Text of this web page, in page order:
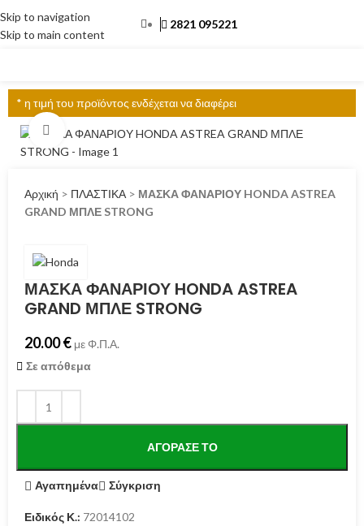
Skip to navigation
Skip to main content
2821 095221
* η τιμή του προϊόντος ενδέχεται να διαφέρει
Click to enlarge
Αρχική > ΠΛΑΣΤΙΚΑ > ΜΑΣΚΑ ΦΑΝΑΡΙΟΥ HONDA ASTREA
GRAND ΜΠΛΕ STRONG
ΜΑΣΚΑ ΦΑΝΑΡΙΟΥ HONDA ASTREA
GRAND ΜΠΛΕ STRONG
20.00€ με Φ.Π.Α.
Σε απόθεμα
ΑΓΌΡΑΣΕ ΤΟ
Αγαπημένα Σύγκριση
Ειδικός Κ.: 72014102